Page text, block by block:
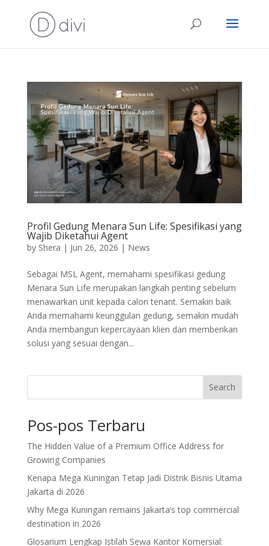
Profil Gedung Menara Sun Life: Spesifikasi yang
Wajib Diketahui Agent
by Shera | Jun 26, 2026 | News
Sebagai MSL Agent, memahami spesifikasi gedung
Menara Sun Life merupakan langkah penting sebelum
menawarkan unit kepada calon tenant. Semakin baik
Anda memahami keunggulan gedung, semakin mudah
Anda membangun kepercayaan klien dan memberikan
solusi yang sesuai dengan...
Search
Pos-pos Terbaru
The Hidden Value of a Premium Office Address for
Growing Companies
Kenapa Mega Kuningan Tetap Jadi Distrik Bisnis Utama
Jakarta di 2026
Why Mega Kuningan remains Jakarta’s top commercial
destination in 2026
Glosarium Lengkap Istilah Sewa Kantor Komersial: